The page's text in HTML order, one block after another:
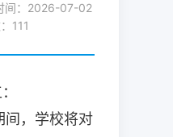
间：2026-07-02
111
间，学校将对